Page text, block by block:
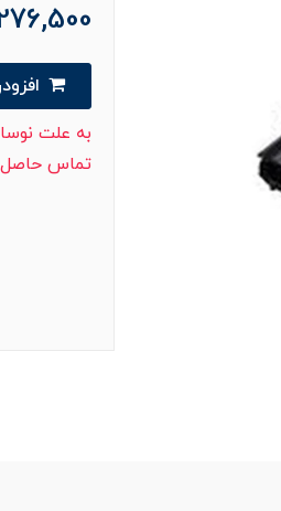
به علت
تماس حاصل